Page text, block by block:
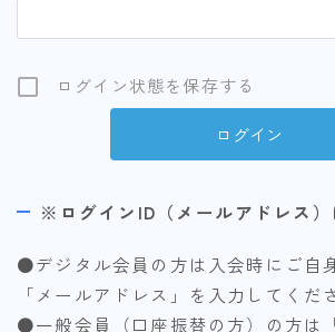
よくあるご質問
お問い合わせ
ログイン状態を保存する
※ログインID（メールアドレス）
●デジタル会員の方は入会時にご自
「メールアドレス」を入力してくだ
●一般会員（口座振替の方）の方は